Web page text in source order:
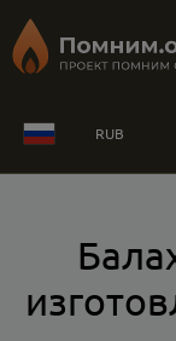
RUB